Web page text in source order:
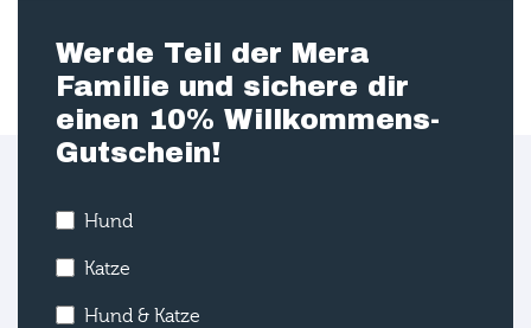
Werde Teil der Mera
Familie und sichere dir
einen 10% Willkommens-
Gutschein!
Hund
Katze
Hund & Katze